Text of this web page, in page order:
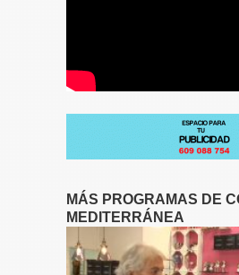
MÁS PROGRAMAS DE
MEDITERRÁNEA